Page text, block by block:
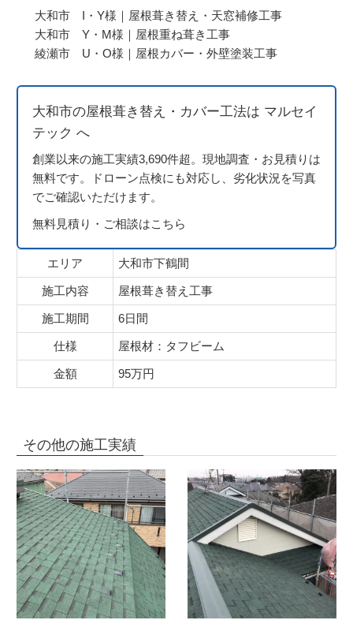
大和市 I・Y様｜屋根葺き替え・天窓補修工事
大和市 Y・M様｜屋根重ね葺き工事
綾瀬市 U・O様｜屋根カバー・外壁塗装工事
大和市の屋根葺き替え・カバー工法は マルセイ
テック へ
創業以来の施工実績3,690件超。現地調査・お見積りは
無料です。ドローン点検にも対応し、劣化状況を写真
でご確認いただけます。
無料見積り・ご相談はこちら
エリア 大和市下鶴間
施工内容 屋根葺き替え工事
施工期間 6日間
仕様 屋根材：タフビーム
金額 95万円
その他の施工実績